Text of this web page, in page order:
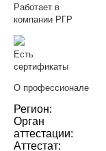
Работает в
компании РГР
Есть
сертификаты
О профессионале
Регион:
Орган
аттестации:
Аттестат: